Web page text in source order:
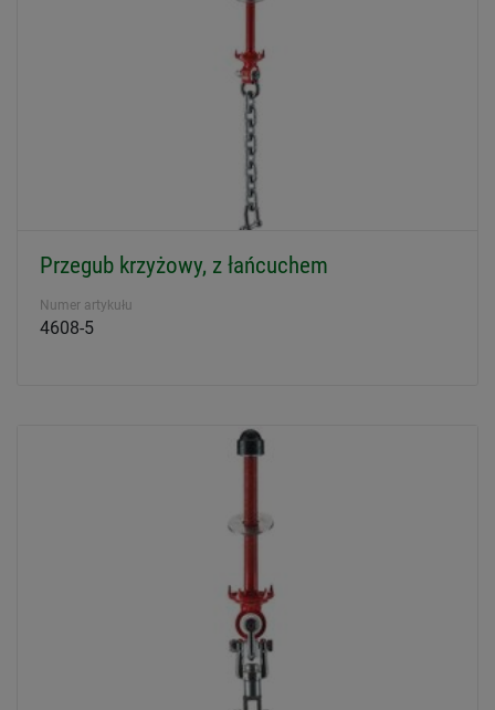
Przegub krzyżowy, z łańcuchem
Numer artykułu
4608-5